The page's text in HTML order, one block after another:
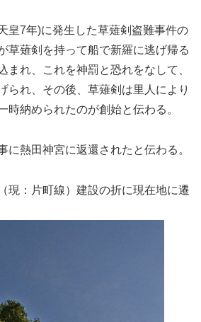
皇7年)に発生した草薙剣盗難事件の
草薙剣を持って船で新羅に逃げ帰る
まれ、これを神罰と恐れをなして、
られ、その後、草薙剣は里人により
時納められたのが創始と伝わる。
に熱田神宮に返還されたと伝わる。
現：片町線）建設の折に現在地に遷